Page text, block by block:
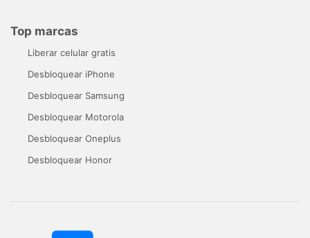
Top marcas
Liberar celular gratis
Desbloquear iPhone
Desbloquear Samsung
Desbloquear Motorola
Desbloquear Oneplus
Desbloquear Honor